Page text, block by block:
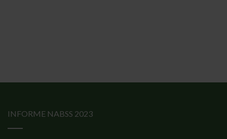
INFORME NABSS 2023